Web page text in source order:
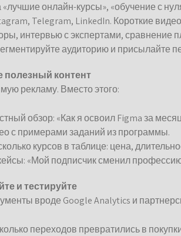
онлайн-курсы», «обучение с
Telegram, LinkedIn. Короткие
интервью с экспертами, сравнение
аудиторию и присылайте
полезный контент
рекламу. Вместо этого:
обзор: «Как я освоил Figma за
с примерами заданий из программы.
курсов в таблице: цена,
«Мой подписчик сменил профессию
и тестируйте
вроде Google Analytics и
переходов превратились в